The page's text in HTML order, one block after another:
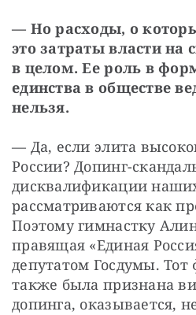
— Но расходы, о
это затраты власти на
в целом. Ее роль в
единства в обществе
нельзя.
— Да, если элита
России? Допинг-
дисквалификации
рассматриваются как
Поэтому гимнастку
правящая «Единая
депутатом Госдумы. Тот
также была признана
допинга, оказывается,